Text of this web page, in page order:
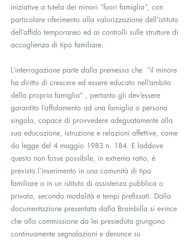
iniziative a tutela dei minori “fuori famiglia”, con
particolare riferimento alla valorizzazione dell’istituto
dell’affido temporaneo ed ai controlli sulle strutture di
accoglienza di tipo familiare.
L’interrogazione parte dalla premessa che  “il minore
ha diritto di crescere ed essere educato nell’ambito
della propria famiglia” , pertanto gli dev’essere
garantito l’affidamento ad una famiglia o persona
singola, capace di provvedere adeguatamente alla
sua educazione, istruzione e relazioni affettive, come
da legge del 4 maggio 1983 n. 184. E laddove
questo non fosse possibile, in extrema ratio, è
previsto l’inserimento in una comunità di tipo
familiare o in un istituto di assistenza pubblica o
privata, secondo modalità e tempi prefissati. Dalla
documentazione presentata dalla Brambilla si evince
che alla commissione da lei presieduta giungono
continuamente segnalazioni e denunce su